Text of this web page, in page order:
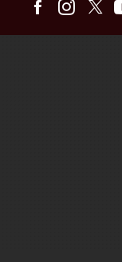
Facebook